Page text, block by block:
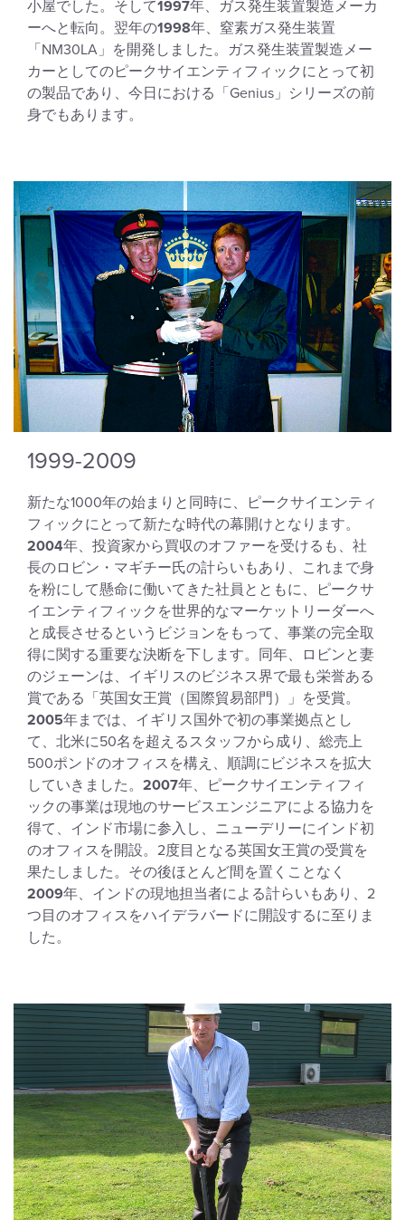
小屋でした。そして1997年、ガス発生装置製造メーカ
ーへと転向。翌年の1998年、窒素ガス発生装置
「NM30LA」を開発しました。ガス発生装置製造メー
カーとしてのピークサイエンティフィックにとって初
の製品であり、今日における「Genius」シリーズの前
身でもあります。
1999-2009
新たな1000年の始まりと同時に、ピークサイエンティ
フィックにとって新たな時代の幕開けとなります。
2004年、投資家から買収のオファーを受けるも、社
長のロビン・マギチー氏の計らいもあり、これまで身
を粉にして懸命に働いてきた社員とともに、ピークサ
イエンティフィックを世界的なマーケットリーダーへ
と成長させるというビジョンをもって、事業の完全取
得に関する重要な決断を下します。同年、ロビンと妻
のジェーンは、イギリスのビジネス界で最も栄誉ある
賞である「英国女王賞（国際貿易部門）」を受賞。
2005年までは、イギリス国外で初の事業拠点とし
て、北米に50名を超えるスタッフから成り、総売上
500ポンドのオフィスを構え、順調にビジネスを拡大
していきました。 2007年、ピークサイエンティフィ
ックの事業は現地のサービスエンジニアによる協力を
得て、インド市場に参入し、ニューデリーにインド初
のオフィスを開設。2度目となる英国女王賞の受賞を
果たしました。その後ほとんど間を置くことなく
2009年、インドの現地担当者による計らいもあり、2
つ目のオフィスをハイデラバードに開設するに至りま
した。